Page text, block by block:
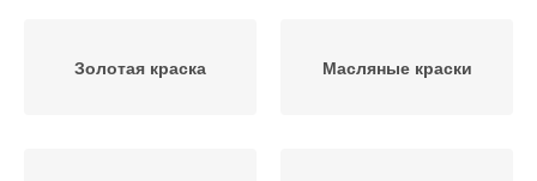
Золотая краска Масляные краски